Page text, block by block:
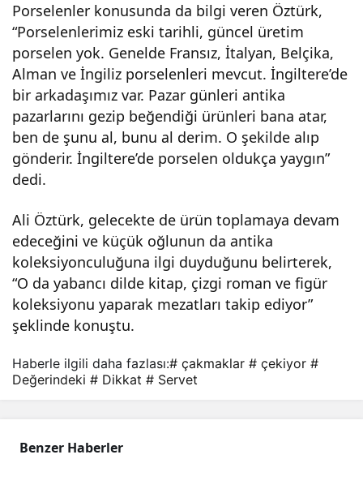
Porselenler konusunda da bilgi veren Öztürk,
“Porselenlerimiz eski tarihli, güncel üretim
porselen yok. Genelde Fransız, İtalyan, Belçika,
Alman ve İngiliz porselenleri mevcut. İngiltere’de
bir arkadaşımız var. Pazar günleri antika
pazarlarını gezip beğendiği ürünleri bana atar,
ben de şunu al, bunu al derim. O şekilde alıp
gönderir. İngiltere’de porselen oldukça yaygın”
dedi.
Ali Öztürk, gelecekte de ürün toplamaya devam
edeceğini ve küçük oğlunun da antika
koleksiyonculuğuna ilgi duyduğunu belirterek,
“O da yabancı dilde kitap, çizgi roman ve figür
koleksiyonu yaparak mezatları takip ediyor”
şeklinde konuştu.
Haberle ilgili daha fazlası:# çakmaklar # çekiyor #
Değerindeki # Dikkat # Servet
Benzer Haberler